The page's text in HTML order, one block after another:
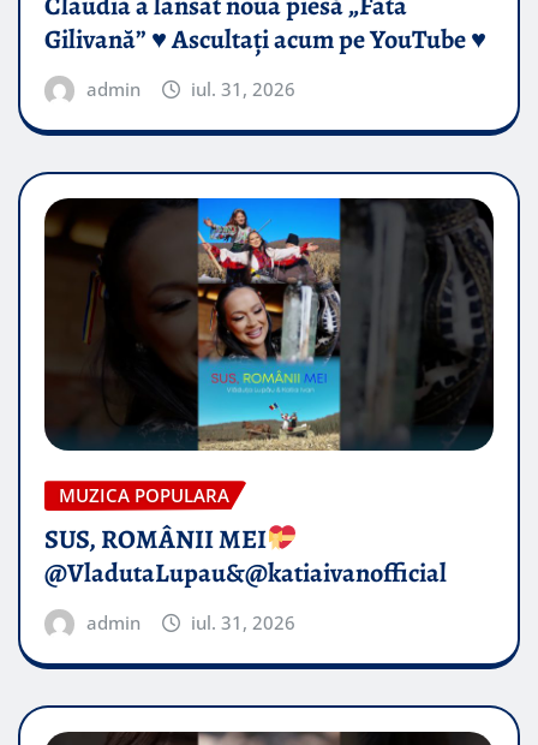
Gilivană” ♥️ Ascultați acum pe YouTube ♥️
admin iul. 31, 2026
MUZICA POPULARA
SUS, ROMÂNII MEI
@VladutaLupau&@katiaivanofficial
admin iul. 31, 2026